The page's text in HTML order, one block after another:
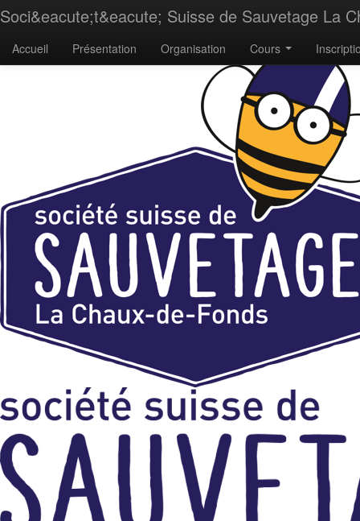
Soci&eacute;t&eacute; Suisse de Sauvetage La
Accueil Présentation Organisation Cours